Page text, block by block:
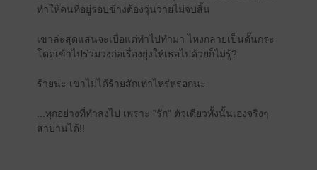
ทำให้คนที่อยู่รอบข้างต้องวุ่นวายไม่จบสิ้น
เขาล่ะสุดแสนจะเบื่อแต่ทำไปทำมา ไหงกลายเป็นดั๊นกระ
โดดเข้าไปร่วมวงก่อเรื่องยุ่งให้เธอไปด้วยก็ไม่รู้?
ร้ายน่ะ เขาไม่ได้ร้ายสักเท่าไหร่หรอกนะ
...ทุกอย่างที่ทำลงไป เพราะ "รัก" ตัวเดียวทั้งนั้นเองจริงๆ
สาบานได้!!